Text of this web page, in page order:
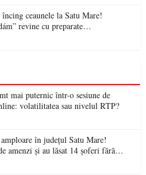
revine cu preparate
un jurat de renume
mai puternic într-o sesiune de
volatilitatea sau nivelul RTP?
în județul Satu Mare!
amenzi și au lăsat 14 șoferi fără